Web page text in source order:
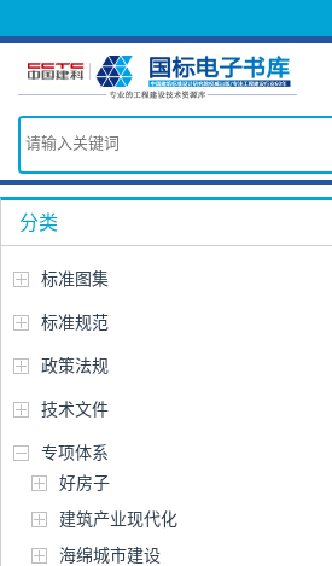
分类
标准图集
标准规范
政策法规
技术文件
专项体系
好房子
建筑产业现代化
海绵城市建设